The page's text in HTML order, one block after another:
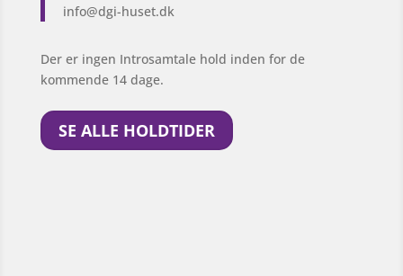
info@dgi-huset.dk
Der er ingen Introsamtale hold inden for de
kommende 14 dage.
SE ALLE HOLDTIDER